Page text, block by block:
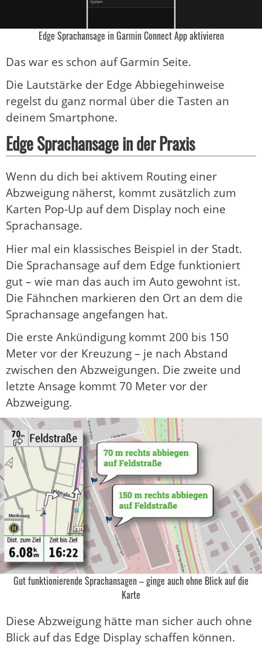
Edge Sprachansage in Garmin Connect App aktivieren
Das war es schon auf Garmin Seite.
Die Lautstärke der Edge Abbiegehinweise
regelst du ganz normal über die Tasten an
deinem Smartphone.
Edge Sprachansage in der Praxis
Wenn du dich bei aktivem Routing einer
Abzweigung näherst, kommt zusätzlich zum
Karten Pop-Up auf dem Display noch eine
Sprachansage.
Hier mal ein klassisches Beispiel in der Stadt.
Die Sprachansage auf dem Edge funktioniert
gut – wie man das auch im Auto gewohnt ist.
Die Fähnchen markieren den Ort an dem die
Sprachansage angefangen hat.
Die erste Ankündigung kommt 200 bis 150
Meter vor der Kreuzung – je nach Abstand
zwischen den Abzweigungen. Die zweite und
letzte Ansage kommt 70 Meter vor der
Abzweigung.
Gut funktionierende Sprachansagen – ginge auch ohne Blick auf die
Karte
Diese Abzweigung hätte man sicher auch ohne
Blick auf das Edge Display schaffen können.